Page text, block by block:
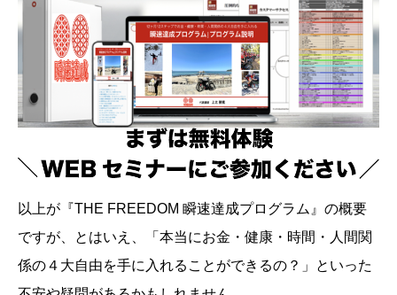
以上が『THE FREEDOM 瞬速達成プログラム』の概要
ですが、とはいえ、「本当にお金・健康・時間・人間関
係の４大自由を手に入れることができるの？」といった